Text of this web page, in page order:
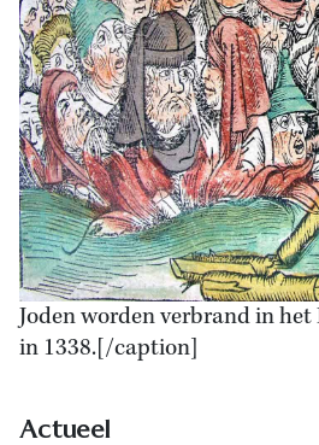
Joden worden verbrand in het
in 1338.[/caption]
Actueel